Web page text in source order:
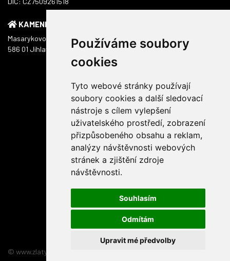
Používáme soubory
cookies
Tyto webové stránky používají
soubory cookies a další sledovací
nástroje s cílem vylepšení
uživatelského prostředí, zobrazení
přizpůsobeného obsahu a reklam,
analýzy návštěvnosti webových
stránek a zjištění zdroje
návštěvnosti.
Souhlasím
Odmítám
Upravit mé předvolby
KAMENNÁ PRODEJNA
Masarykovo náměstí 1217/51
586 01 Jihlava
© www.zlatyskorpion.cz 2026